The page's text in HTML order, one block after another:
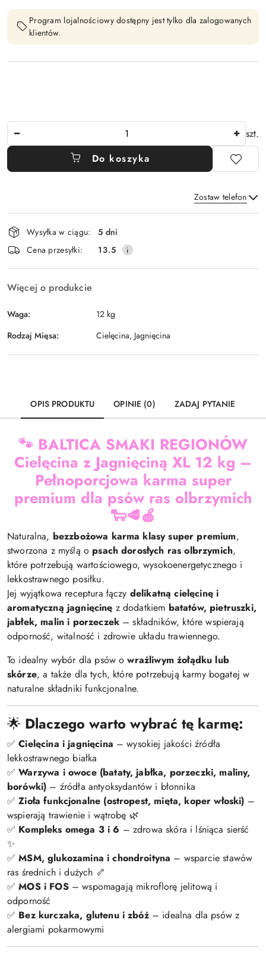
Program lojalnościowy dostępny jest tylko dla zalogowanych
klientów.
szt.
Do koszyka
Zostaw telefon
Wyślij
Dostępność
i
dostawa
Wysyłka w ciągu:
5 dni
Cena przesyłki:
13.5
Więcej o produkcie
Waga:
12 kg
Rodzaj Mięsa:
Cielęcina, Jagnięcina
OPIS PRODUKTU OPINIE (0) ZADAJ PYTANIE
🐾 BALTICA SMAKI REGIONÓW
Cielęcina z Jagnięciną XL 12 kg –
Pełnoporcjowa karma super
premium dla psów ras olbrzymich
🐑🥩🍎
Naturalna, bezzbożowa karma klasy super premium,
stworzona z myślą o psach dorosłych ras olbrzymich,
które potrzebują wartościowego, wysokoenergetycznego i
lekkostrawnego posiłku.
Jej wyjątkowa receptura łączy delikatną cielęcinę i
aromatyczną jagnięcinę z dodatkiem batatów, pietruszki,
jabłek, malin i porzeczek – składników, które wspierają
odporność, witalność i zdrowie układu trawiennego.
To idealny wybór dla psów owrażliwym żołądku lub
skórze, a także dla tych, które potrzebują karmy bogatej w
naturalne składniki funkcjonalne.
🌟 Dlaczego warto wybrać tę karmę:
✅Cielęcina i jagnięcina – wysokiej jakości źródła
lekkostrawnego białka
✅Warzywa i owoce (bataty, jabłka, porzeczki, maliny,
borówki) – źródła antyoksydantów i błonnika
✅Zioła funkcjonalne (ostropest, mięta, koper włoski) –
wspierają trawienie i wątrobę 🌿
✅ Kompleks omega 3 i 6 – zdrowa skóra i lśniąca sierść
✨
✅MSM, glukozamina i chondroityna – wsparcie stawów
ras średnich i dużych 🦴
✅MOS i FOS– wspomagają mikroflorę jelitową i
odporność
✅ Bez kurczaka, glutenu i zbóż– idealna dla psów z
alergiami pokarmowymi